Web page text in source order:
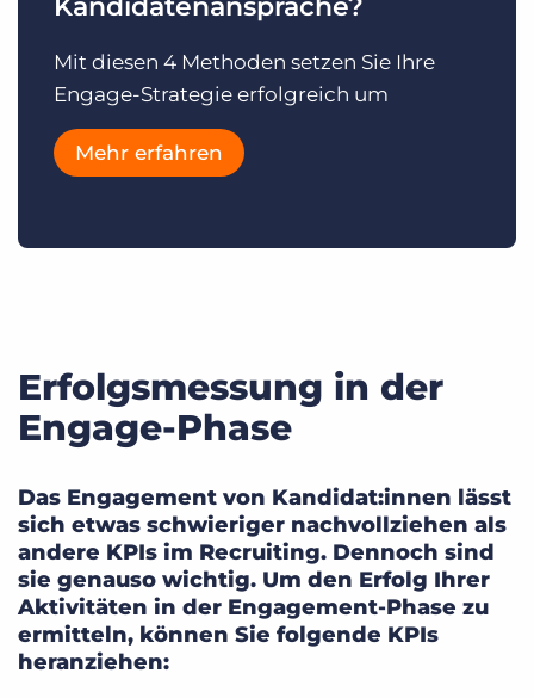
Kandidatenansprache?
Mit diesen 4 Methoden setzen Sie Ihre
Engage-Strategie erfolgreich um
Mehr erfahren
Erfolgsmessung in der
Engage-Phase
Das Engagement von Kandidat:innen lässt
sich etwas schwieriger nachvollziehen als
andere KPIs im Recruiting. Dennoch sind
sie genauso wichtig. Um den Erfolg Ihrer
Aktivitäten in der Engagement-Phase zu
ermitteln, können Sie folgende KPIs
heranziehen: